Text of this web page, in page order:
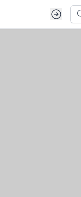
van webarchief